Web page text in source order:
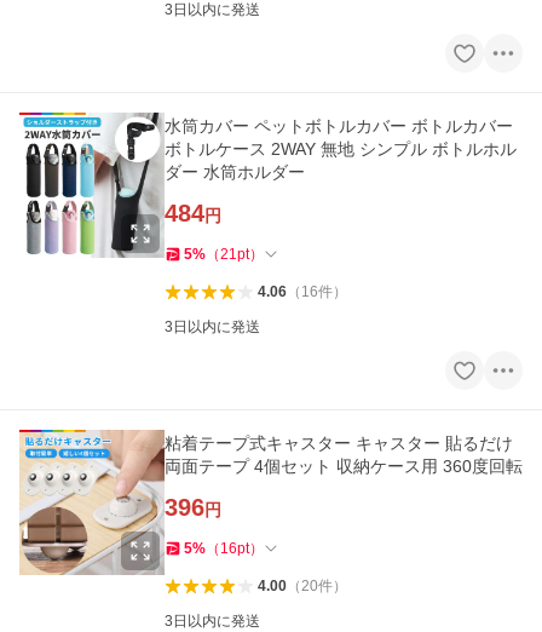
3日以内に発送
水筒カバー ペットボトルカバー ボトルカバー
ボトルケース 2WAY 無地 シンプル ボトルホル
ダー 水筒ホルダー
484円
5% （21pt）
4.06（ 16件）
3日以内に発送
粘着テープ式キャスター キャスター 貼るだけ
両面テープ 4個セット 収納ケース用 360度回転
396円
5% （ 16pt）
4.00（20件）
3日以内に発送